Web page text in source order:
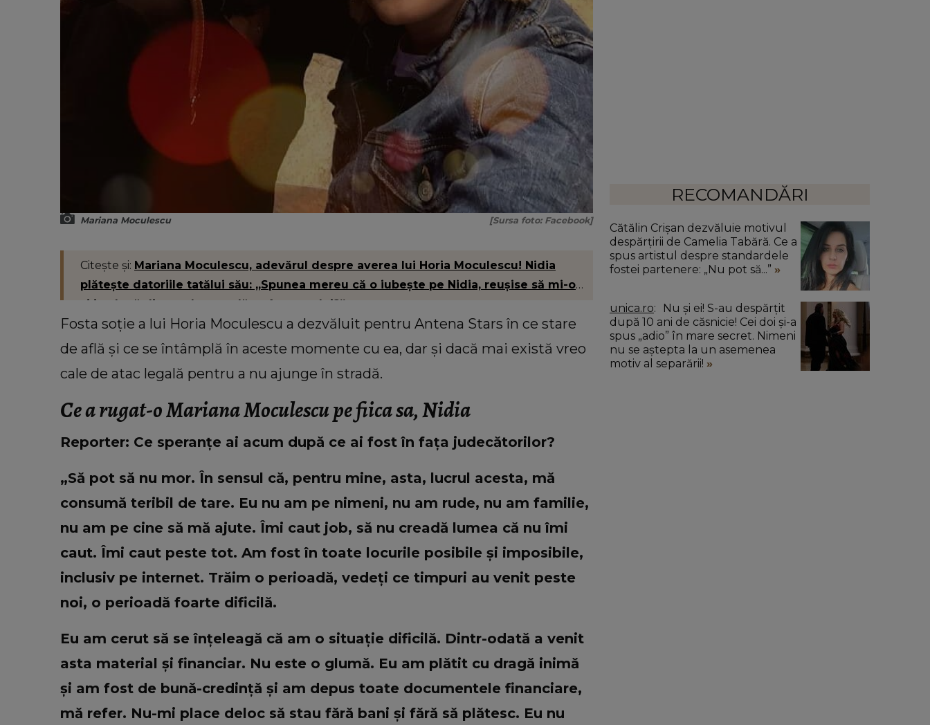
Mariana Moculescu [Sursa foto: Facebook]
Citește și: Mariana Moculescu, adevărul despre averea lui Horia Moculescu! Nidia
plătește datoriile tatălui său: „Spunea mereu că o iubește pe Nidia, reușise să mi-o
și ia, după divorț, dar ce a lăsat în urma lui?”
Fosta soție a lui Horia Moculescu a dezvăluit pentru Antena Stars în ce stare
de află și ce se întâmplă în aceste momente cu ea, dar și dacă mai există vreo
cale de atac legală pentru a nu ajunge în stradă.
Ce a rugat-o Mariana Moculescu pe fiica sa, Nidia
Reporter: Ce speranțe ai acum după ce ai fost în fața judecătorilor?
„Să pot să nu mor. În sensul că, pentru mine, asta, lucrul acesta, mă
consumă teribil de tare. Eu nu am pe nimeni, nu am rude, nu am familie,
nu am pe cine să mă ajute. Îmi caut job, să nu creadă lumea că nu îmi
caut. Îmi caut peste tot. Am fost în toate locurile posibile și imposibile,
inclusiv pe internet. Trăim o perioadă, vedeți ce timpuri au venit peste
noi, o perioadă foarte dificilă.
Eu am cerut să se înțeleagă că am o situație dificilă. Dintr-odată a venit
asta material și financiar. Nu este o glumă. Eu am plătit cu dragă inimă
și am fost de bună-credință și am depus toate documentele financiare,
mă refer. Nu-mi place deloc să stau fără bani și fără să plătesc. Eu nu
RECOMANDĂRI
Cătălin Crișan dezvăluie motivul
despărțirii de Camelia Tabără. Ce a
spus artistul despre standardele
fostei partenere: „Nu pot să...”
unica.ro
după 10 ani de căsnicie! Cei doi și-a
spus „adio” în mare secret. Nimeni
nu se aștepta la un asemenea
motiv al separării!